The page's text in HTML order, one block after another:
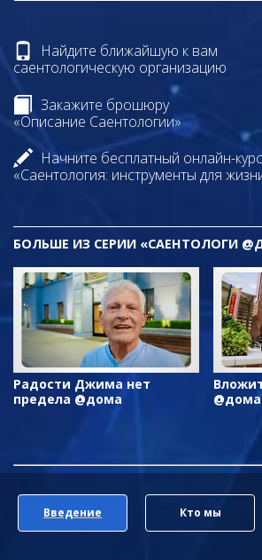
Найдите ближайшую к вам
саентологическую организацию
Закажите брошюру
«Описание Саентологии»
Начните бесплатный онлайн-курс
«Саентология: инструменты для
БОЛЬШЕ ИЗ СЕРИИ «САЕНТОЛОГИ
Радости Джима нет
предела @дома
Введение Кто мы